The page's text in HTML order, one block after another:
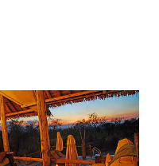
larger version